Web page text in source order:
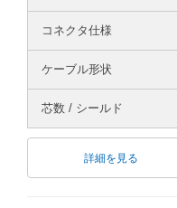
コネクタ仕様
ケーブル形状
芯数 / シールド
詳細を見る